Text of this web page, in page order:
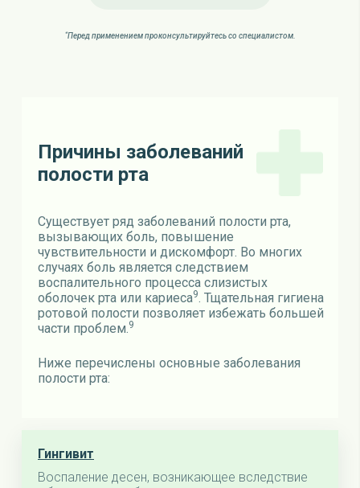
*Перед применением проконсультируйтесь со специалистом.
Причины заболеваний
полости рта
Существует ряд заболеваний полости рта,
вызывающих боль, повышение
чувствительности и дискомфорт. Во многих
случаях боль является следствием
воспалительного процесса слизистых
оболочек рта или кариеса9. Тщательная гигиена
ротовой полости позволяет избежать большей
части проблем.9
Ниже перечислены основные заболевания
полости рта:
Гингивит
Воспаление десен, возникающее вследствие